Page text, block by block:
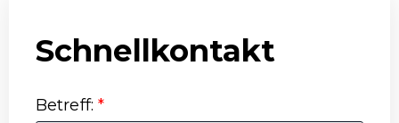
Schnellkontakt
Betreff: *